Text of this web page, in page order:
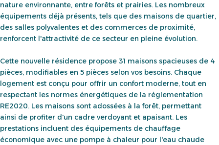
nature environnante, entre forêts et prairies. Les nombreux
équipements déjà présents, tels que des maisons de quartier,
des salles polyvalentes et des commerces de proximité,
renforcent l'attractivité de ce secteur en pleine évolution.
Cette nouvelle résidence propose 31 maisons spacieuses de 4
pièces, modifiables en 5 pièces selon vos besoins. Chaque
logement est conçu pour offrir un confort moderne, tout en
respectant les normes énergétiques de la réglementation
RE2020. Les maisons sont adossées à la forêt, permettant
ainsi de profiter d'un cadre verdoyant et apaisant. Les
prestations incluent des équipements de chauffage
économique avec une pompe à chaleur pour l'eau chaude